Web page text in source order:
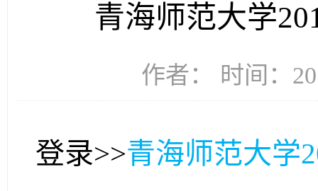
青海师范大学
作者： 时间：
登录>>青海师范大学